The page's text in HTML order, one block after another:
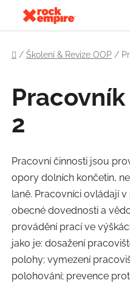
obsah
Domů
/ Školení & Revize OOP /
2
Pracovní činnosti jsou
opory dolních končetin,
laně. Pracovníci ovládají
obecné dovednosti a
provádění prací ve
jako je: dosažení
polohy; vymezení
polohování; prevence